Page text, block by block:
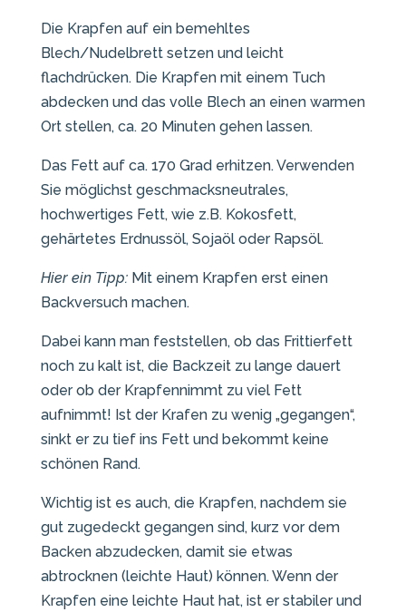
Die Krapfen auf ein bemehltes
Blech/Nudelbrett setzen und leicht
flachdrücken. Die Krapfen mit einem Tuch
abdecken und das volle Blech an einen warmen
Ort stellen, ca. 20 Minuten gehen lassen.
Das Fett auf ca. 170 Grad erhitzen. Verwenden
Sie möglichst geschmacksneutrales,
hochwertiges Fett, wie z.B. Kokosfett,
gehärtetes Erdnussöl, Sojaöl oder Rapsöl.
Hier ein Tipp:Mit einem Krapfen erst einen
Backversuch machen.
Dabei kann man feststellen, ob das Frittierfett
noch zu kalt ist, die Backzeit zu lange dauert
oder ob der Krapfennimmt zu viel Fett
aufnimmt! Ist der Krafen zu wenig „gegangen“,
sinkt er zu tief ins Fett und bekommt keine
schönen Rand.
Wichtig ist es auch, die Krapfen, nachdem sie
gut zugedeckt gegangen sind, kurz vor dem
Backen abzudecken, damit sie etwas
abtrocknen (leichte Haut) können. Wenn der
Krapfen eine leichte Haut hat, ist er stabiler und